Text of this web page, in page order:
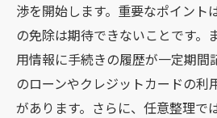
渉を開始します。重要なポイント
の免除は期待できないことです。
用情報に手続きの履歴が一定期間
のローンやクレジットカードの利
があります。さらに、任意整理で